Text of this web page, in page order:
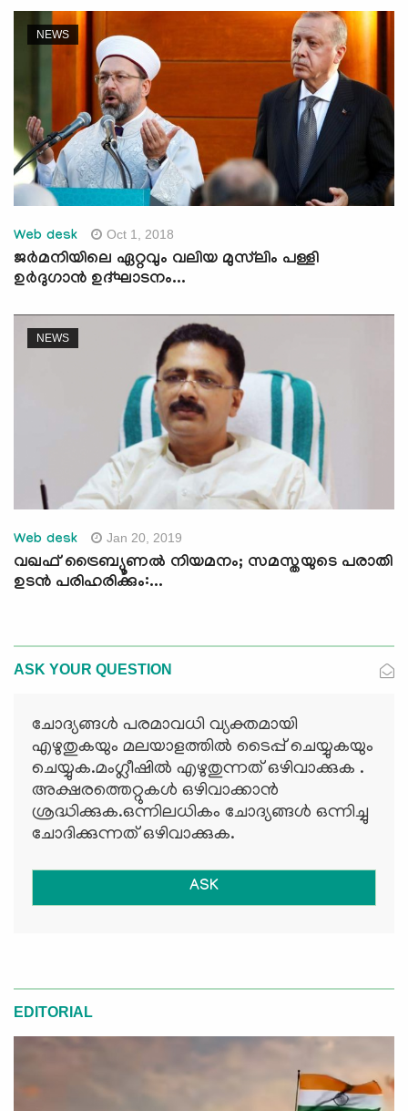
NEWS
Web desk Oct 1, 2018
ജര്‍മനിയിലെ ഏറ്റവും വലിയ മുസ്‌ലിം പള്ളി
ഉര്‍ദുഗാന്‍ ഉദ്ഘാടനം...
NEWS
Web desk Jan 20, 2019
വഖഫ് ട്രൈബ്യൂണല്‍ നിയമനം; സമസ്തയുടെ പരാതി
ഉടന്‍ പരിഹരിക്കും:...
ASK YOUR QUESTION
ചോദ്യങ്ങള്‍ പരമാവധി വ്യക്തമായി
എഴുതുകയും മലയാളത്തില്‍ ടൈപ്പ് ചെയ്യുകയും
ചെയ്യുക.മംഗ്ലീഷില്‍ എഴുതുന്നത് ഒഴിവാക്കുക .
അക്ഷരത്തെറ്റുകള്‍ ഒഴിവാക്കാന്‍
ശ്രദ്ധിക്കുക.ഒന്നിലധികം ചോദ്യങ്ങള്‍ ഒന്നിച്ചു
ചോദിക്കുന്നത് ഒഴിവാക്കുക.
ASK
EDITORIAL